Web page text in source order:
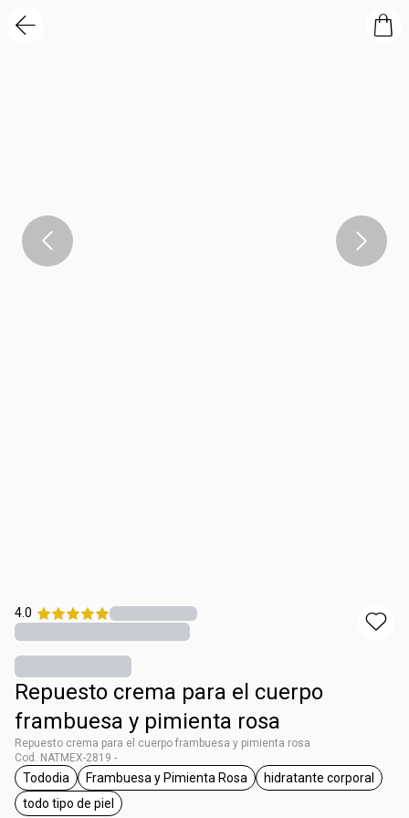
4.0
Repuesto crema para el cuerpo
frambuesa y pimienta rosa
Repuesto crema para el cuerpo frambuesa y pimienta rosa
Cod. NATMEX-2819 -
etiqueta Tododia
Tododia
etiqueta Frambuesa y Pimienta Rosa
Frambuesa y Pimienta Rosa
etiqueta
hidratante corporal
etiqueta todo tipo de piel
todo tipo de piel